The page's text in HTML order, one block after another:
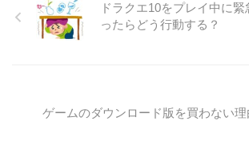
ドラクエ10をプレイ中に
ったらどう行動する？
ゲームのダウンロード版を買わない理